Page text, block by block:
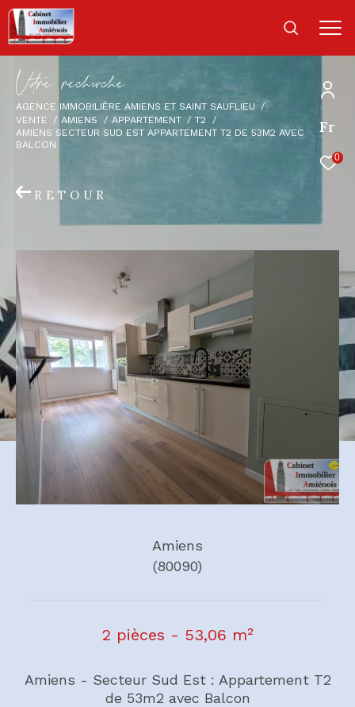
Fr
0
Vore recece
AGENCE IMMOBILIÈRE AMIENS ET SAINT SAUFLIEU
VENTE
AMIENS APPARTEMENT
T2
AMIENS SECTEUR SUD EST APPARTEMENT T2 DE 53M2 AVEC
BALCON
RETOUR
Amiens
(80090)
2 pièces - 53,06 m²
Amiens - Secteur Sud Est : Appartement T2
de 53m2 avec Balcon